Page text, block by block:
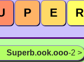
P E R
Superb.ook.ooo-2 >